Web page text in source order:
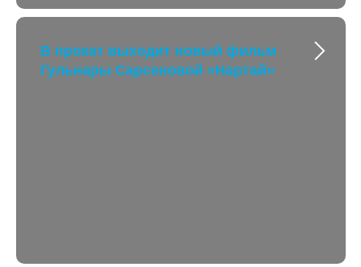
В прокат выходит новый фильм
Гульнары Сарсеновой «Нартай»